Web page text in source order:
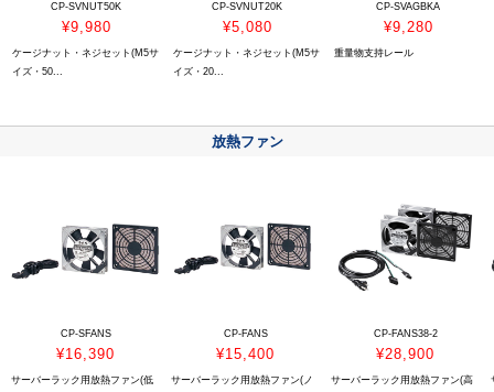
CP-SVNUT50K
¥9,980
ケージナット・ネジセット(M5サ
イズ・50...
CP-SVNUT20K
¥5,080
ケージナット・ネジセット(M5サ
イズ・20...
CP-SVAGBKA
¥9,280
重量物支持レール
放熱ファン
CP-SFANS
¥16,390
サーバーラック用放熱ファン(低
CP-FANS
¥15,400
サーバーラック用放熱ファン(ノ
CP-FANS38-2
¥28,900
サーバーラック用放熱ファン(高